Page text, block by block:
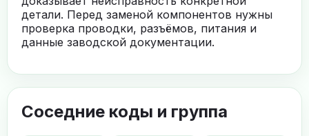
детали. Перед заменой компонентов нужны
проверка проводки, разъёмов, питания и
данные заводской документации.
Соседние коды и группа